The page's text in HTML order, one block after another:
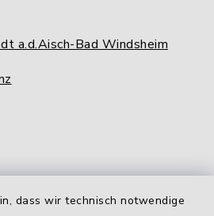
dass wir technisch notwendige
a.d.Aisch-Bad Windsheim